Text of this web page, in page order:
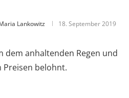
Lankowitz
18. September 2019
dem anhaltenden Regen und
belohnt.